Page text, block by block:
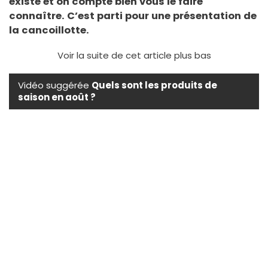
connaître. C’est parti pour une présentation de
la cancoillotte.
Voir la suite de cet article plus bas
Vidéo suggérée Quels sont les produits de
saison en août ?